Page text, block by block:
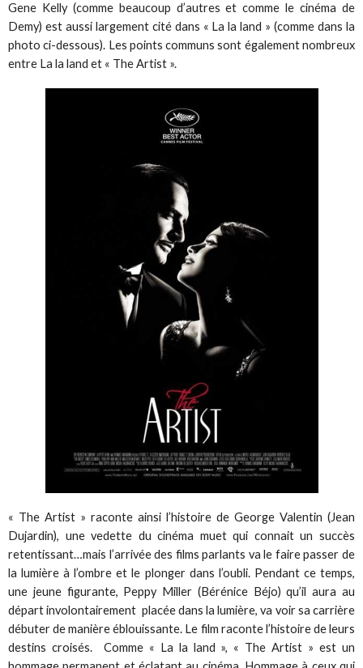
Gene Kelly (comme beaucoup d’autres et comme le cinéma de
Demy) est aussi largement cité dans « La la land » (comme dans la
photo ci-dessous). Les points communs sont également nombreux
entre La la land et « The Artist ».
« The Artist » raconte ainsi l’histoire de George Valentin (Jean
Dujardin), une vedette du cinéma muet qui connait un succès
retentissant…mais l’arrivée des films parlants va le faire passer de
la lumière à l’ombre et le plonger dans l’oubli. Pendant ce temps,
une jeune figurante, Peppy Miller (Bérénice Béjo) qu’il aura au
départ involontairement placée dans la lumière, va voir sa carrière
débuter de manière éblouissante. Le film raconte l’histoire de leurs
destins croisés. Comme « La la land », « The Artist » est un